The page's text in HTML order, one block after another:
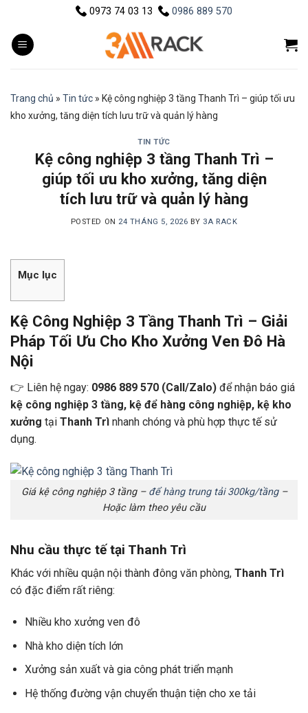
content
0973 74 03 13 0986 889 570
Trang chủ » Tin tức » Kệ công nghiệp 3 tầng Thanh Trì – giúp tối ưu
kho xưởng, tăng diện tích lưu trữ và quản lý hàng
TIN TỨC
Kệ công nghiệp 3 tầng Thanh Trì –
giúp tối ưu kho xưởng, tăng diện
tích lưu trữ và quản lý hàng
POSTED ON 24 THÁNG 5, 2026 BY 3A RACK
Mục lục
Kệ Công Nghiệp 3 Tầng Thanh Trì – Giải
Pháp Tối Ưu Cho Kho Xưởng Ven Đô Hà
Nội
👉 Liên hệ ngay: 0986 889 570 (Call/Zalo) để nhận báo giá
kệ công nghiệp 3 tầng, kệ để hàng công nghiệp, kệ kho
xưởng tại Thanh Trì nhanh chóng và phù hợp thực tế sử
dụng.
Giá kệ công nghiệp 3 tầng – để hàng trung tải 300kg/tầng–
Hoặc làm theo yêu cầu
Nhu cầu thực tế tại Thanh Trì
Khác với nhiều quận nội thành đông văn phòng, Thanh Trì
có đặc điểm rất riêng:
Nhiều kho xưởng ven đô
Nhà kho diện tích lớn
Xưởng sản xuất và gia công phát triển mạnh
Hệ thống đường vận chuyển thuận tiện cho xe tải